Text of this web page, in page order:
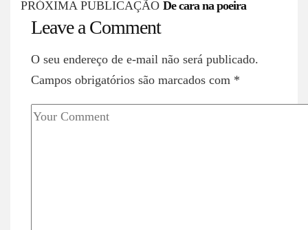
s
PRÓXIMA PUBLICAÇÃO De cara na poeira
Leave a Comment
O seu endereço de e-mail não será publicado.
Campos obrigatórios são marcados com *